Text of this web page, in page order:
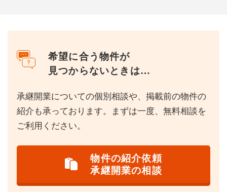
希望に合う物件が
見つからないときは…
承継開業についての個別相談や、掲載前の物件の
紹介も承っております。まずは一度、無料相談を
ご利用ください。
物件の紹介依頼
承継開業の相談